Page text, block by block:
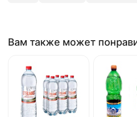
Вам также может